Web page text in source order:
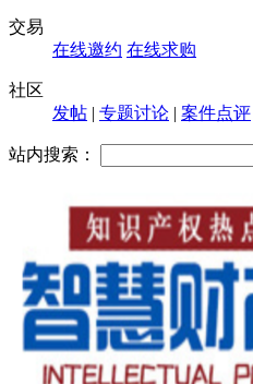
交易
在线邀约 在线求购
社区
发帖 | 专题讨论 | 案件点评
站内搜索：